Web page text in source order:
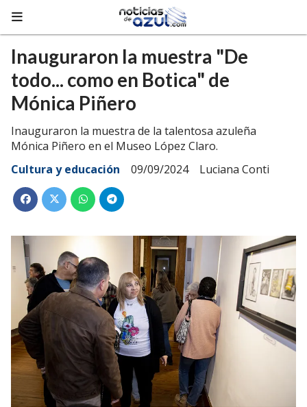
Inauguraron la muestra "De
todo... como en Botica" de
Mónica Piñero
Inauguraron la muestra de la talentosa azuleña
Mónica Piñero en el Museo López Claro.
Cultura y educación
09/09/2024 Luciana Conti